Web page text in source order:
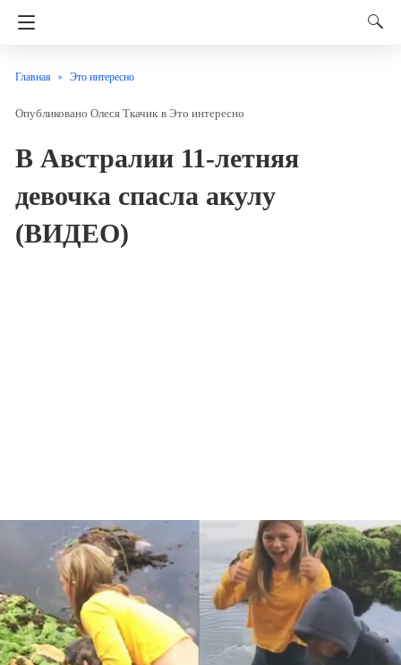
Главная Это интересно
Олеся Ткачик в Это интересно
В Австралии 11-летняя
девочка спасла акулу
(ВИДЕО)